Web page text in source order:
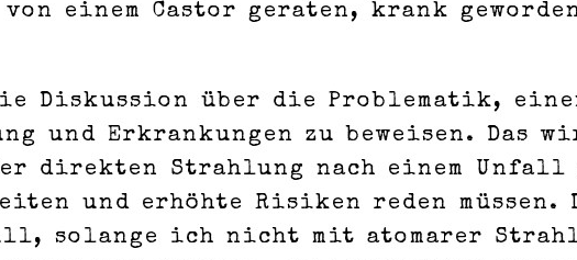
einem Castor geraten, krank
Diskussion über die Problematik,
und Erkrankungen zu beweisen. Das
direkten Strahlung nach einem Unfall
und erhöhte Risiken reden müssen.
solange ich nicht mit atomarer